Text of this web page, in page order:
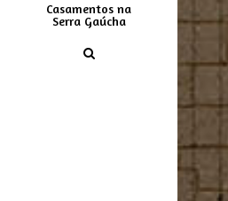
Casamentos na
Serra Gaúcha